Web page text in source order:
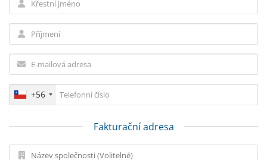
+56
Fakturační adresa